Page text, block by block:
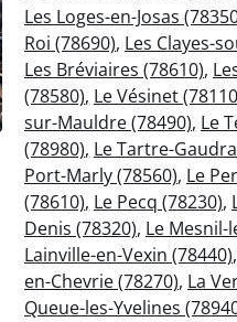
Les Loges-en-Josas
Roi (78690), Les Clayes-
Les Bréviaires (78610),
(78580), Le Vésinet
sur-Mauldre (78490), Le
(78980), Le Tartre-
Port-Marly (78560), Le
(78610), Le Pecq (78230),
Denis (78320), Le Mesnil-
Lainville-en-Vexin (78440),
en-Chevrie (78270), La
Queue-les-Yvelines